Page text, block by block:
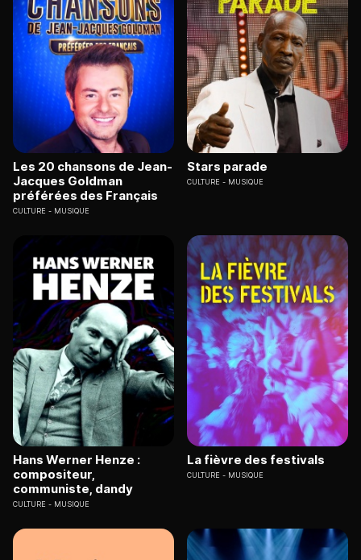
Les 20 chansons de Jean-
Jacques Goldman
préférées des Français
CULTURE MUSIQUE
Stars parade
CULTURE MUSIQUE
Hans Werner Henze :
compositeur,
communiste, dandy
CULTURE MUSIQUE
La fièvre des festivals
CULTURE MUSIQUE